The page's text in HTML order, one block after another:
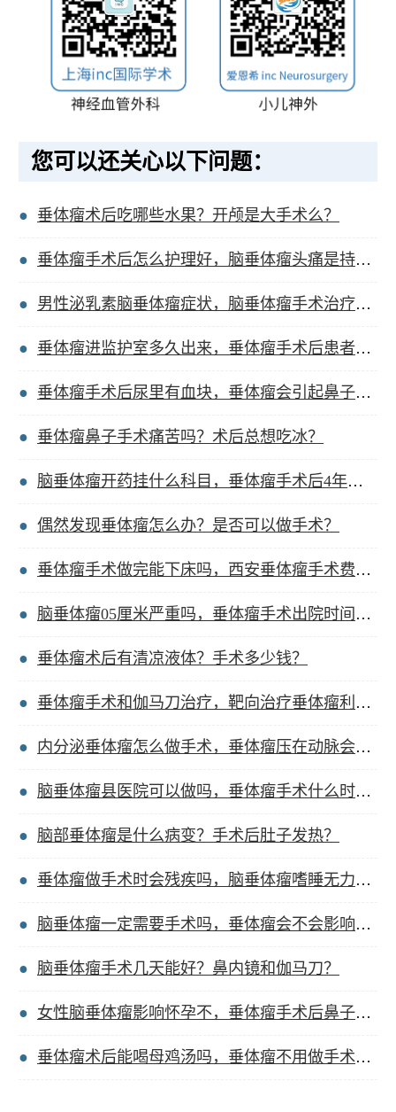
您可以还关心以下问题：
垂体瘤术后吃哪些水果？开颅是大手术么？
垂体瘤手术后怎么护理好，脑垂体瘤头痛是持续的吗？
男性泌乳素脑垂体瘤症状，脑垂体瘤手术治疗总费用？
垂体瘤进监护室多久出来，垂体瘤手术后患者的感受？
垂体瘤手术后尿里有血块，垂体瘤会引起鼻子流水吗？
垂体瘤鼻子手术痛苦吗？术后总想吃冰？
脑垂体瘤开药挂什么科目，垂体瘤手术后4年无月经？
偶然发现垂体瘤怎么办？是否可以做手术？
垂体瘤手术做完能下床吗，西安垂体瘤手术费用多少？
脑垂体瘤05厘米严重吗，垂体瘤手术出院时间多久？
垂体瘤术后有清凉液体？手术多少钱？
垂体瘤手术和伽马刀治疗，靶向治疗垂体瘤利弊大吗？
内分泌垂体瘤怎么做手术，垂体瘤压在动脉会怎么样？
脑垂体瘤县医院可以做吗，垂体瘤手术什么时候出院？
脑部垂体瘤是什么病变？手术后肚子发热？
垂体瘤做手术时会残疾吗，脑垂体瘤嗜睡无力的原因？
脑垂体瘤一定需要手术吗，垂体瘤会不会影响脸麻木？
脑垂体瘤手术几天能好？鼻内镜和伽马刀？
女性脑垂体瘤影响怀孕不，垂体瘤手术后鼻子有淤血？
垂体瘤术后能喝母鸡汤吗，垂体瘤不用做手术会好吗？